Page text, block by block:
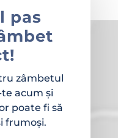
pas
zâmbetul
acum și
poate fi să
frumoși.